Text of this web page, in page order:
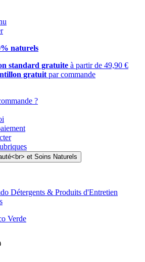
naturels
standard gratuite à partir de 49,90 €
gratuit par commande
?
Détergents & Produits d'Entretien